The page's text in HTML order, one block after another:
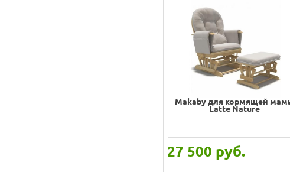
Makaby для кормящей
Latte Nature
27 500 руб.